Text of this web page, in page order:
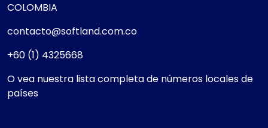
COLOMBIA
contacto@softland.com.co
+60 (1) 4325668
O vea nuestra lista completa de números locales de
países